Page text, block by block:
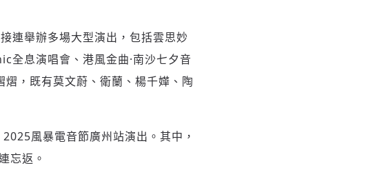
連舉辦多場大型演出，包括雲思妙
息演唱會、港風金曲·南沙七夕音
，既有莫文蔚、衛蘭、楊千嬅、陶
風暴電音節廣州站演出。其中，
忘返。